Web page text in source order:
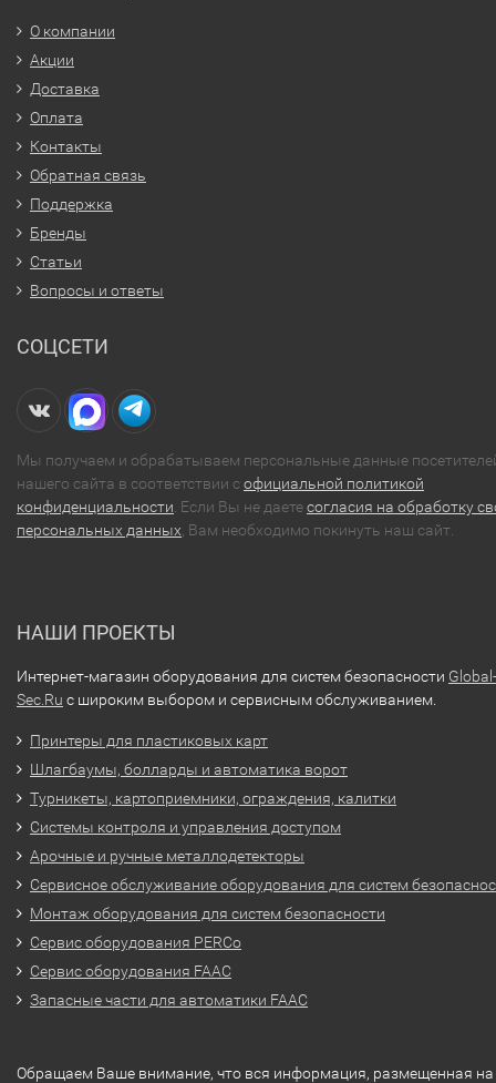
О компании
Акции
Доставка
Оплата
Контакты
Обратная связь
Поддержка
Бренды
Статьи
Вопросы и ответы
СОЦСЕТИ
Мы получаем и обрабатываем персональные данные
нашего сайта в соответствии софициальной политикой
конфиденциальности . Если Вы не даетесогласия на обработку
персональных данных , Вам необходимо покинуть наш сайт.
НАШИ ПРОЕКТЫ
Интернет-магазин оборудования для систем безопасности Global-
Sec.Ru с широким выбором и сервисным обслуживанием.
Принтеры для пластиковых карт
Шлагбаумы, болларды и автоматика ворот
Турникеты, картоприемники, ограждения, калитки
Системы контроля и управления доступом
Арочные и ручные металлодетекторы
Сервисное обслуживание оборудования для систем
Монтаж оборудования для систем безопасности
Сервис оборудования PERCo
Сервис оборудования FAAC
Запасные части для автоматики FAAC
Обращаем Ваше внимание, что вся информация, размещенная на